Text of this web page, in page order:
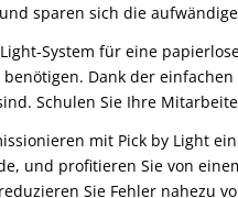
sparen sich die
System für eine
benötigen. Dank der
Schulen Sie Ihre
mit Pick by Light
und profitieren Sie von
Sie Fehler nahezu